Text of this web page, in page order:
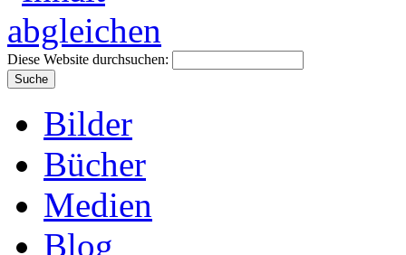
Diese Website durchsuchen:
Bilder
Bücher
Medien
Blog